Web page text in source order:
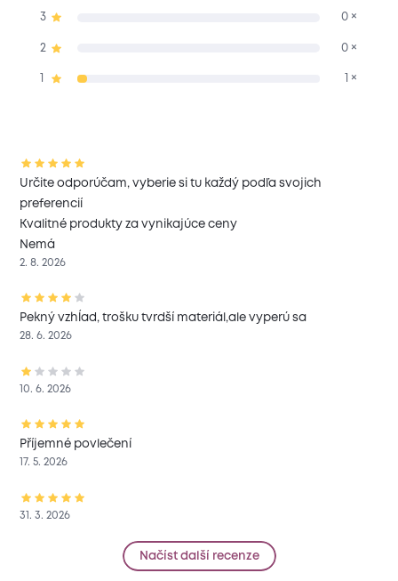
3 0 ×
2 0 ×
1 ×
Určite odporúčam, vyberie si tu každý podľa svojich
preferencií
Kvalitné produkty za vynikajúce ceny
Nemá
2. 8. 2026
Pekný vzhĺad, trošku tvrdší materiál,ale vyperú sa
28. 6. 2026
10. 6. 2026
Příjemné povlečení
17. 5. 2026
31. 3. 2026
Načíst další recenze